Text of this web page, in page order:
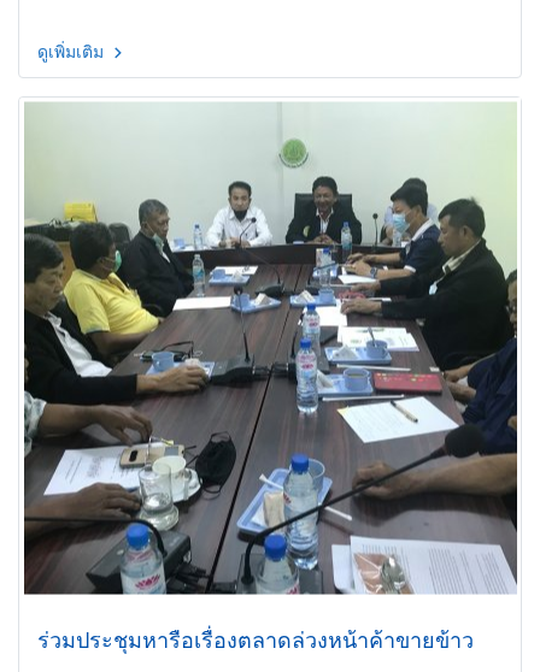
ดูเพิ่มเติม
ร่วมประชุมหารือเรื่องตลาดล่วงหน้าค้าขายข้าว